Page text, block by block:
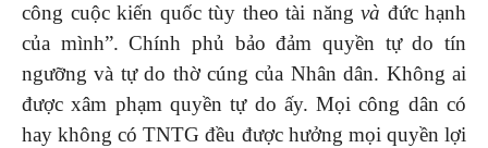
công cuộc kiến quốc tùy theo tài năng và đức hạnh
của mình”. Chính phủ bảo đảm quyền tự do tín
ngưỡng và tự do thờ cúng của Nhân dân. Không ai
được xâm phạm quyền tự do ấy. Mọi công dân có
hay không có TNTG đều được hưởng mọi quyền lợi